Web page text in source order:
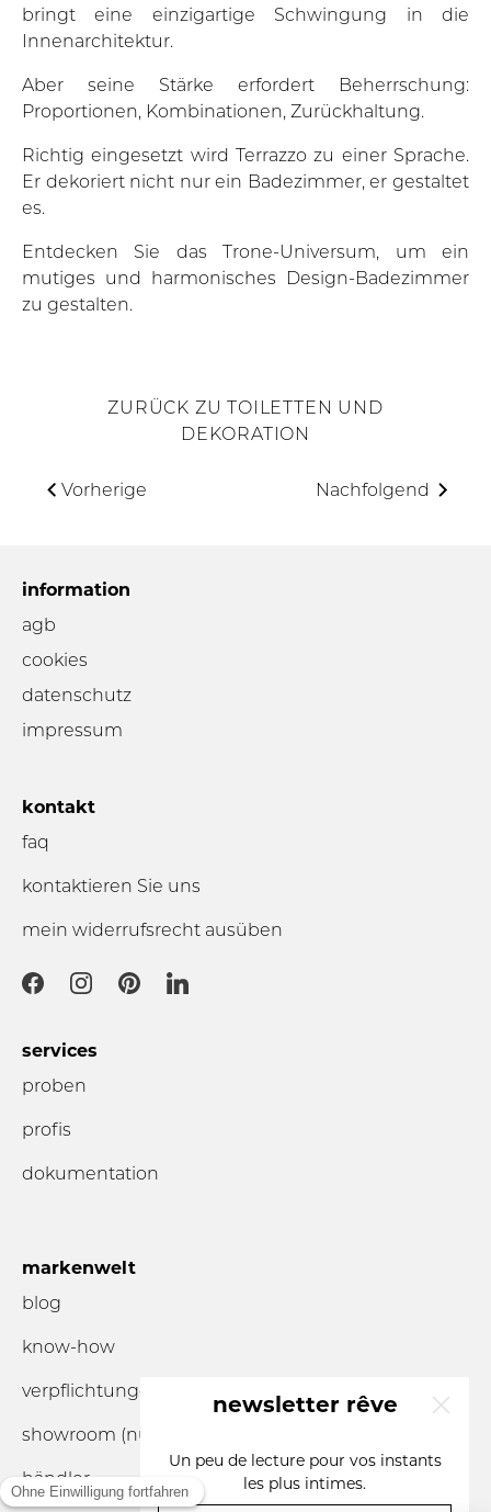
bringt eine einzigartige Schwingung in die
Innenarchitektur.
Aber seine Stärke erfordert Beherrschung:
Proportionen, Kombinationen, Zurückhaltung.
Richtig eingesetzt wird Terrazzo zu einer Sprache.
Er dekoriert nicht nur ein Badezimmer, er gestaltet
es.
Entdecken Sie das Trone-Universum, um ein
mutiges und harmonisches Design-Badezimmer
zu gestalten.
ZURÜCK ZU TOILETTEN UND
DEKORATION
Vorherige Nachfolgend
information
agb
cookies
datenschutz
impressum
kontakt
faq
kontaktieren Sie uns
mein widerrufsrecht ausüben
services
proben
profis
dokumentation
markenwelt
blog
know-how
verpflichtungen
showroom (nur nach
händler
newsletter rêve
Un peu de lecture pour vos instants
les plus intimes.